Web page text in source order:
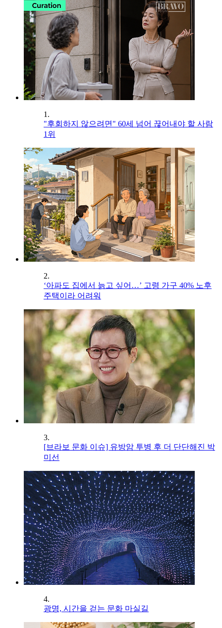
1.
"후회하지 않으려면" 60세 넘어 끊어내야 할 사람
1위
2.
‘아파도 집에서 늙고 싶어…’ 고령 가구 40% 노후
주택이라 어려워
3.
[브라보 문화 이슈] 유방암 투병 후 더 단단해진 박
미선
4.
광명, 시간을 걷는 문화 마실길